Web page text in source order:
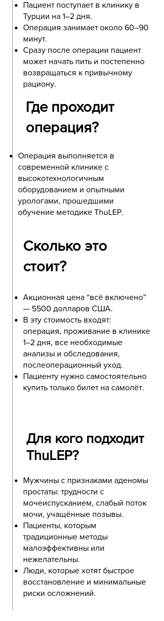
Пациент поступает в клинику в
Турции на 1–2 дня.
Операция занимает около 60–90
минут.
Сразу после операции пациент
может начать пить и постепенно
возвращаться к привычному
рациону.
Где проходит
операция?
Операция выполняется в
современной клинике с
высокотехнологичным
оборудованием и опытными
урологами, прошедшими
обучение методике ThuLEP.
Сколько это
стоит?
Акционная цена “всё включено”
— 5500 долларов США.
В эту стоимость входят:
операция, проживание в клинике
1–2 дня, все необходимые
анализы и обследования,
послеоперационный уход.
Пациенту нужно самостоятельно
купить только билет на самолёт.
Для кого подходит
ThuLEP?
Мужчины с признаками аденомы
простаты: трудности с
мочеиспусканием, слабый поток
мочи, учащённые позывы.
Пациенты, которым
традиционные методы
малоэффективны или
нежелательны.
Люди, которые хотят быстрое
восстановление и минимальные
риски осложнений.